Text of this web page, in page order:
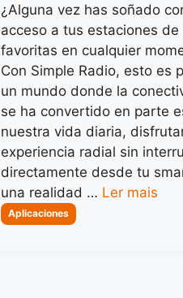
¿Alguna vez has soñado
acceso a tus estaciones de
favoritas en cualquier
Con Simple Radio, esto es
un mundo donde la
se ha convertido en parte
nuestra vida diaria,
experiencia radial sin
directamente desde tu
una realidad … Ler mais
Categorias
Aplicaciones